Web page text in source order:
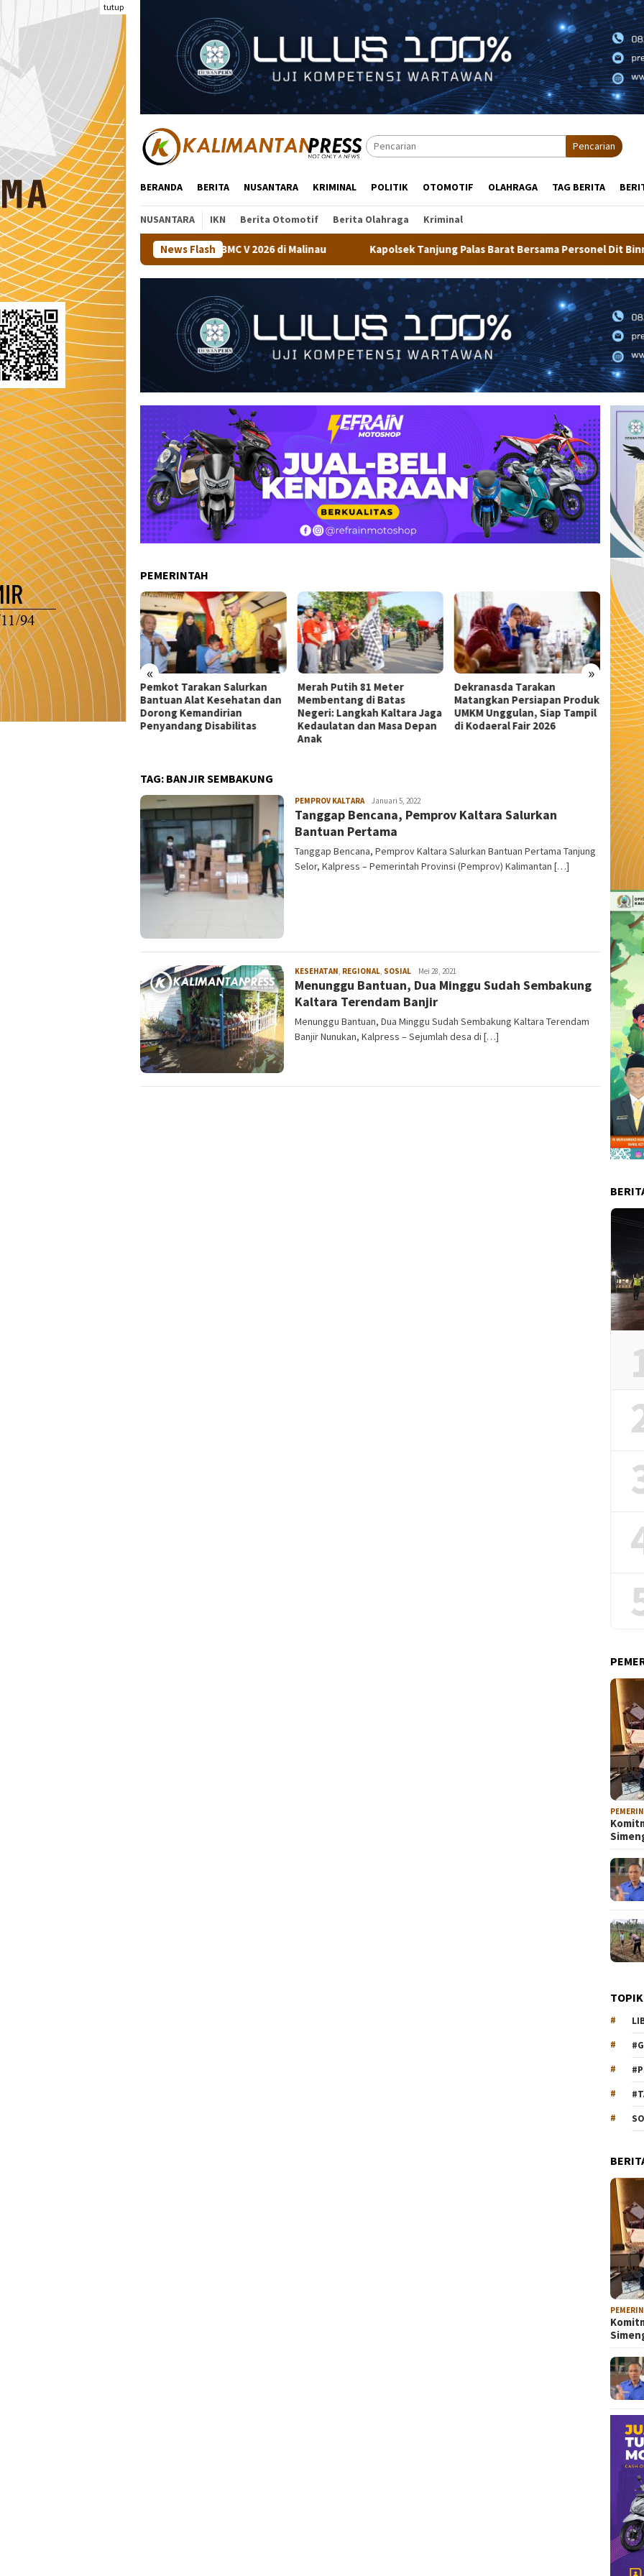
tutup
Pencarian
BERANDA BERITA NUSANTARA KRIMINAL POLITIK OTOMOTIF OLAHRAGA TAG BERITA
NUSANTARA IKN Berita Otomotif Berita Olahraga Kriminal
News Flash
Tenis Meja BMC V 2026 di Malinau Kapolsek Tanjung Palas Barat Bersama Personel Dit Binmas Polda Kaltara Salurkan
PEMERINTAH
« »
Tarakan Salurkan
Alat Kesehatan dan
Kemandirian
Disabilitas
Merah Putih 81 Meter
Membentang di Batas
Negeri: Langkah Kaltara Jaga
Kedaulatan dan Masa Depan
Dekranasda Tarakan
Matangkan Persiapan Produk
UMKM Unggulan, Siap Tampil
di Kodaeral Fair 2026
Wali Kota Tarakan Apresiasi
Beasiswa PIP Aspirasi Deddy
Sitorus untuk 209 Siswa
TAG: BANJIR SEMBAKUNG
PEMPROV KALTARA admin
Januari 5, 2022
Tanggap Bencana, Pemprov Kaltara Salurkan
Bantuan Pertama
Tanggap Bencana, Pemprov Kaltara Salurkan Bantuan Pertama Tanjung
Selor, Kalpress – Pemerintah Provinsi (Pemprov) Kalimantan […]
KESEHATAN REGIONAL SOSIAL admin
Mei 28, 2021
Menunggu Bantuan, Dua Minggu Sudah Sembakung
Kaltara Terendam Banjir
Menunggu Bantuan, Dua Minggu Sudah Sembakung Kaltara Terendam
Banjir Nunukan, Kalpress – Sejumlah desa di […]